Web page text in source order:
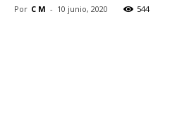
Por C M - 10 junio, 2020 544